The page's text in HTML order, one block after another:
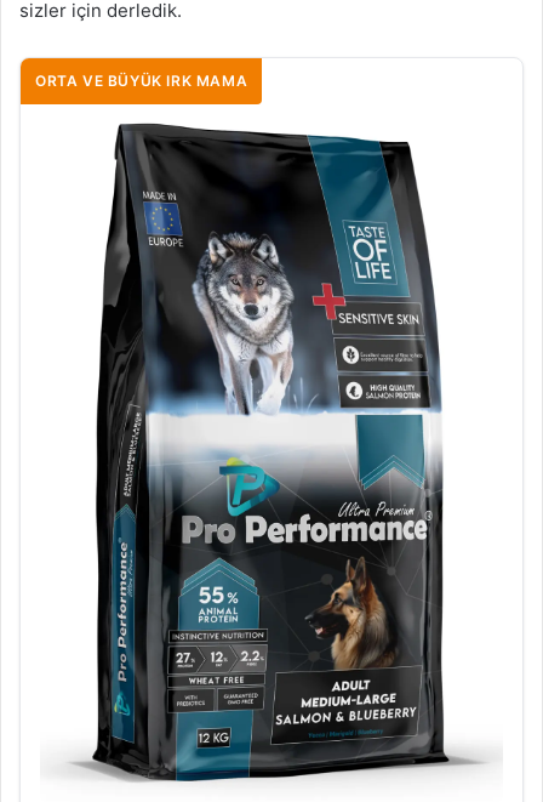
sizler için derledik.
ORTA VE BÜYÜK IRK MAMA